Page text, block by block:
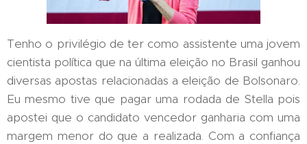
Tenho o privilégio de ter como assistente uma jovem
cientista política que na última eleição no Brasil ganhou
diversas apostas relacionadas a eleição de Bolsonaro.
Eu mesmo tive que pagar uma rodada de Stella pois
apostei que o candidato vencedor ganharia com uma
margem menor do que a realizada. Com a confiança